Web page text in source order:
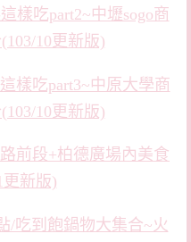
樣吃part2~中壢sogo商
10更新版)
樣吃part3~中原大學商
10更新版)
前段+柏德廣場內美食
更新版)
/吃到飽鍋物大集合~火